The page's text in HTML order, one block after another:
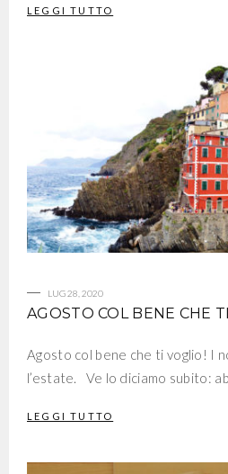
LEGGI TUTTO
LUG 28, 2020
AGOSTO COL BENE CHE
Agosto col bene che ti voglio! I
l’estate. Ve lo diciamo subito:
LEGGI TUTTO